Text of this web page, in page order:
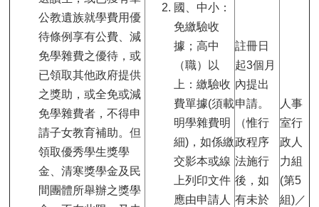
公教遺族就學費用優
待條例享有公費、減
免學雜費之優待，或
已領取其他政府提供
之獎助，或全免或減
免學雜費者，不得申
請子女教育補助。但
領取優秀學生獎學
金、清寒獎學金及民
間團體所舉辦之獎學
國、中小：
免繳驗收
據；高中
（職）以
上：繳驗收
費單據(須載
明學雜費明
細)，如係繳
交影本或線
上列印文件
應由申請人
註冊日
起3個月
內提出
申請。
（惟行
政程序
法施行
後，如
有未於
人事
室行
政人
力組
(第5
組)／